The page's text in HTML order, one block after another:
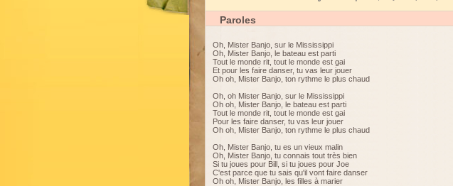
Paroles
Oh, Mister Banjo, sur le Mississippi
Oh, Mister Banjo, le bateau est parti
Tout le monde rit, tout le monde est gai
Et pour les faire danser, tu vas leur jouer
Oh oh, Mister Banjo, ton rythme le plus chaud
Oh, oh Mister Banjo, sur le Mississippi
Oh oh, Mister Banjo, le bateau est parti
Tout le monde rit, tout le monde est gai
Pour les faire danser, tu vas leur jouer
Oh oh, Mister Banjo, ton rythme le plus chaud
Oh, Mister Banjo, tu es un vieux malin
Oh, Mister Banjo, tu connais tout très bien
Si tu joues pour Bill, si tu joues pour Joe
C'est parce que tu sais qu'il vont faire danser
Oh oh, Mister Banjo, les filles à marier